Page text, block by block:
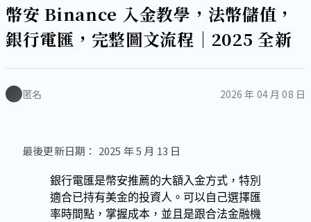
幣安 Binance 入金教學，法幣儲值，
銀行電匯，完整圖文流程｜2025 全新
匿名 2026 年 04 月 08 日
最後更新日期： 2025 年 5 月 13 日
銀行電匯是幣安推薦的大額入金方式，特別
適合已持有美金的投資人。可以自己選擇匯
率時間點，掌握成本，並且是跟合法金融機